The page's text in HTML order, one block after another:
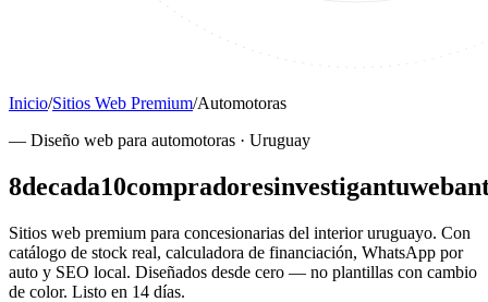
Inicio/Sitios Web Premium/Automotoras
— Diseño web para automotoras · Uruguay
8decada10compradoresinvestigantuweb
Sitios web premium para concesionarias del interior uruguayo. Con
catálogo de stock real, calculadora de financiación, WhatsApp por
auto y SEO local. Diseñados desde cero — no plantillas con cambio
de color. Listo en 14 días.